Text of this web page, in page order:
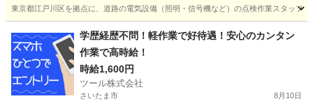
東京都江戸川区を拠点に、道路の電気設備（照明・信号機など）の点検作業スタッフ
大宮駅 その他 スタッフ
学歴経歴不問！軽作業で好待遇！安心のカンタン
作業で高時給！
時給1,600円
ツール株式会社
さいたま市 8月10日